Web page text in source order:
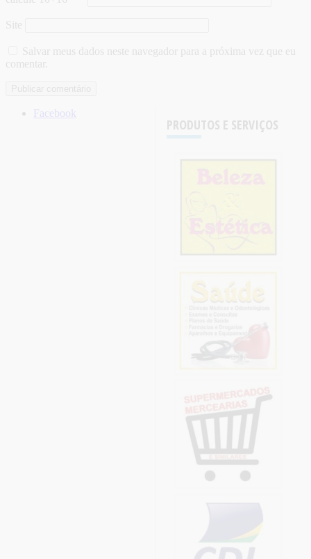
Site
Salvar meus dados neste navegador para a próxima vez que eu
comentar.
PRODUTOS E SERVIÇOS
Facebook